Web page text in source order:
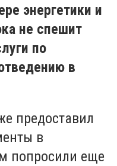
энергетики и
не спешит
по
в
предоставил
в
попросили еще